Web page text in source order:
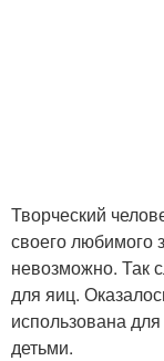
Творческий
своего любимого
невозможно. Так
для яиц.
использована
детьми.